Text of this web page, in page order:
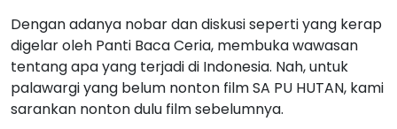
Dengan adanya nobar dan diskusi seperti yang kerap
digelar oleh Panti Baca Ceria, membuka wawasan
tentang apa yang terjadi di Indonesia. Nah, untuk
palawargi yang belum nonton film SA PU HUTAN, kami
sarankan nonton dulu film sebelumnya.